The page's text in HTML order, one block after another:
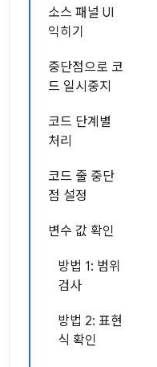
소스 패널 UI
익히기
중단점으로 코
드 일시중지
코드 단계별
처리
코드 줄 중단
점 설정
변수 값 확인
방법 1: 범위
검사
방법 2: 표현
식 확인